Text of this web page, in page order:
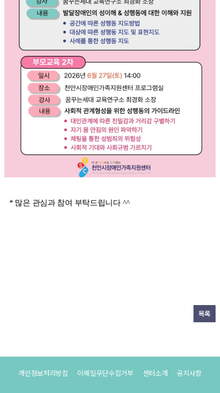
* 많은 관심과 참여 부탁드립니다 ^^
목록
개인정보처리방침 이메일무단수집거부 센터소개 공지사항